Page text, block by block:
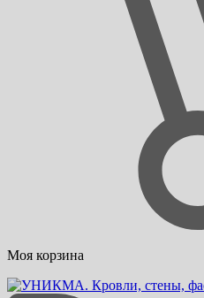
Моя корзина